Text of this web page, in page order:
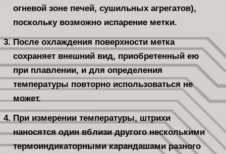
огневой зоне печей, сушильных агрегатов),
поскольку возможно испарение метки.
После охлаждения поверхности метка
сохраняет внешний вид, приобретенный ею
при плавлении, и для определения
температуры повторно использоваться не
может.
При измерении температуры, штрихи
наносятся один вблизи другого несколькими
термоиндикаторными карандашами разного